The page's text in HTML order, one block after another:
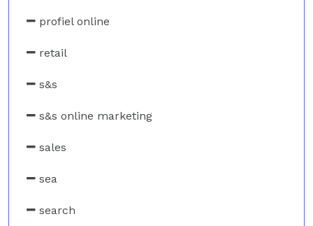
profiel online
retail
s&s
s&s online marketing
sales
sea
search